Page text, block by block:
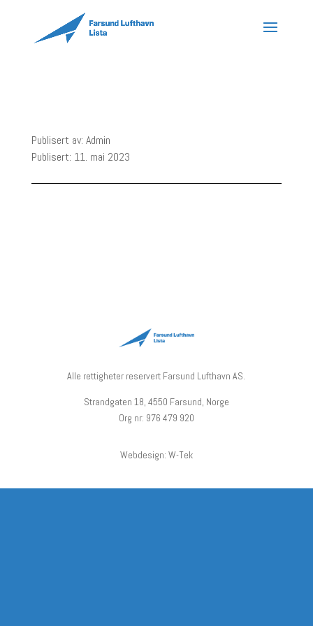
Publisert av: Admin
Publisert: 11. mai 2023
Alle rettigheter reservert Farsund Lufthavn AS.
Strandgaten 18, 4550 Farsund, Norge
Org nr: 976 479 920
Webdesign: W-Tek